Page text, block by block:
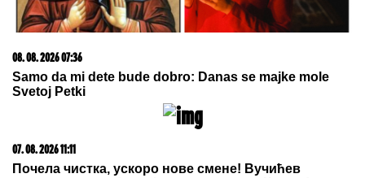
09. 07. 2026 09:20